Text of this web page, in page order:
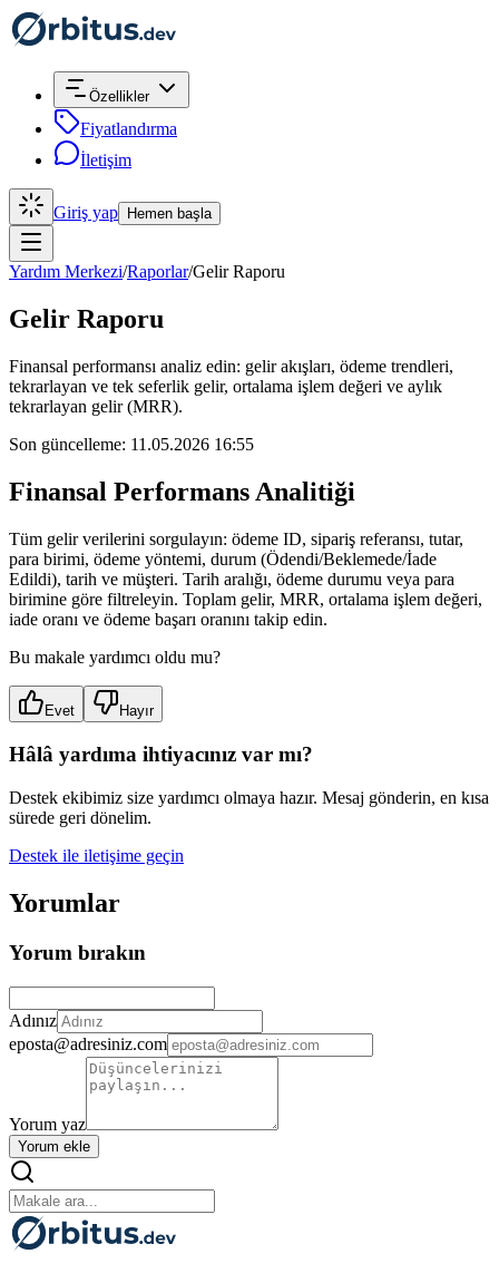
Özellikler
Fiyatlandırma
İletişim
Giriş yap Hemen başla
Yardım Merkezi/Raporlar/Gelir Raporu
Gelir Raporu
Finansal performansı analiz edin: gelir akışları, ödeme trendleri,
tekrarlayan ve tek seferlik gelir, ortalama işlem değeri ve aylık
tekrarlayan gelir (MRR).
Son güncelleme: 11.05.2026 16:55
Finansal Performans Analitiği
Tüm gelir verilerini sorgulayın: ödeme ID, sipariş referansı, tutar,
para birimi, ödeme yöntemi, durum (Ödendi/Beklemede/İade
Edildi), tarih ve müşteri. Tarih aralığı, ödeme durumu veya para
birimine göre filtreleyin. Toplam gelir, MRR, ortalama işlem değeri,
iade oranı ve ödeme başarı oranını takip edin.
Bu makale yardımcı oldu mu?
Evet Hayır
Hâlâ yardıma ihtiyacınız var mı?
Destek ekibimiz size yardımcı olmaya hazır. Mesaj gönderin, en kısa
sürede geri dönelim.
Destek ile iletişime geçin
Yorumlar
Yorum bırakın
Adınız
eposta@adresiniz.com
Yorum yaz
Yorum ekle